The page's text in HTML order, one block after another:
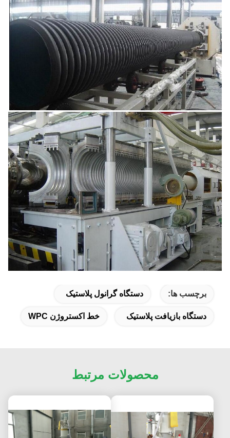
برچسب ها: دستگاه گرانول پلاستیک
دستگاه بازیافت پلاستیک خط اکستروژن WPC
محصولات مرتبط